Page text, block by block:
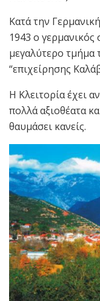
Κατά την
1943 ο γερμανικός
μεγαλύτερο τμήμα
“επιχείρησης
Η Κλειτορία έχει
πολλά αξιοθέατα
θαυμάσει κανείς.